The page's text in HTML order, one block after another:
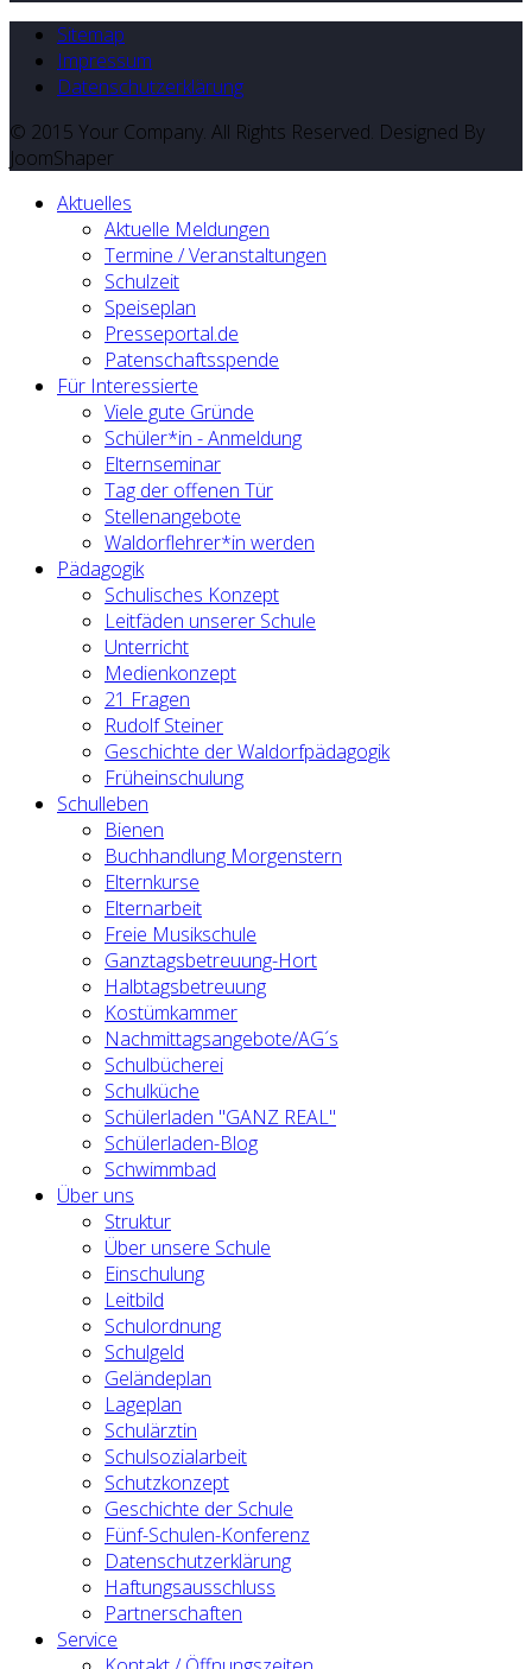
Sitemap
Impressum
Datenschutzerklärung
© 2015 Your Company. All Rights Reserved. Designed By
JoomShaper
Aktuelles
Aktuelle Meldungen
Termine / Veranstaltungen
Schulzeit
Speiseplan
Presseportal.de
Patenschaftsspende
Für Interessierte
Viele gute Gründe
Schüler*in - Anmeldung
Elternseminar
Tag der offenen Tür
Stellenangebote
Waldorflehrer*in werden
Pädagogik
Schulisches Konzept
Leitfäden unserer Schule
Unterricht
Medienkonzept
21 Fragen
Rudolf Steiner
Geschichte der Waldorfpädagogik
Früheinschulung
Schulleben
Bienen
Buchhandlung Morgenstern
Elternkurse
Elternarbeit
Freie Musikschule
Ganztagsbetreuung-Hort
Halbtagsbetreuung
Kostümkammer
Nachmittagsangebote/AG´s
Schulbücherei
Schulküche
Schülerladen "GANZ REAL"
Schülerladen-Blog
Schwimmbad
Über uns
Struktur
Über unsere Schule
Einschulung
Leitbild
Schulordnung
Schulgeld
Geländeplan
Lageplan
Schulärztin
Schulsozialarbeit
Schutzkonzept
Geschichte der Schule
Fünf-Schulen-Konferenz
Datenschutzerklärung
Haftungsausschluss
Partnerschaften
Service